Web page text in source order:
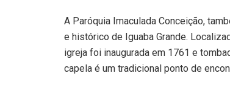
A Paróquia Imaculada Conceição,
e histórico de Iguaba Grande.
igreja foi inaugurada em 1761 e
capela é um tradicional ponto de